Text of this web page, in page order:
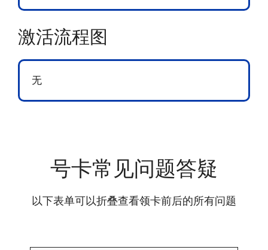
激活流程图
无
号卡常见问题答疑
以下表单可以折叠查看领卡前后的所有问题